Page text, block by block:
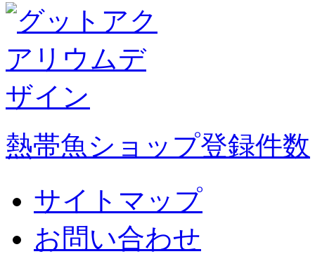
熱帯魚ショップ登録件数
サイトマップ
お問い合わせ